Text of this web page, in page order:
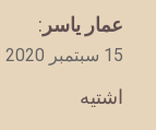
يقول
عمار ياسر :
15 سبتمبر 2020 الساعة 9:51 م
اشتيه